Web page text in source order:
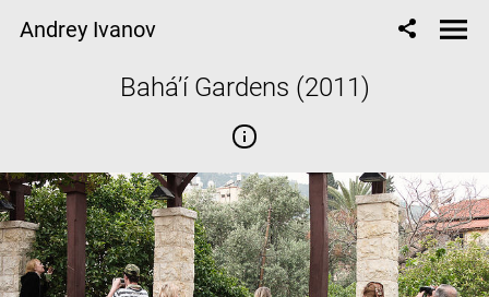
Andrey Ivanov
Bahá’í Gardens (2011)